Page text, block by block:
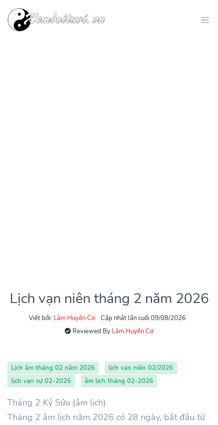
Lịch vạn niên tháng 2 năm 2026
Viết bởi: Lâm Huyền Cơ
Cập nhật lần cuối 09/08/2026
Reviewed By Lâm Huyền Cơ
Lịch âm tháng 02 năm 2026
lịch vạn niên 02/2026
lịch vạn sự 02-2026
âm lịch tháng 02-2026
Tháng 2 Kỷ Sửu (âm lịch)
Tháng 2 âm lịch năm 2026 có 28 ngày, bắt đầu từ